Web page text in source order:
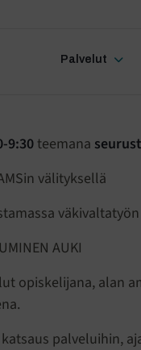
Palvelut
9:30teemana
välityksellä
AUKI
opiskelijana, alan
palveluihin,